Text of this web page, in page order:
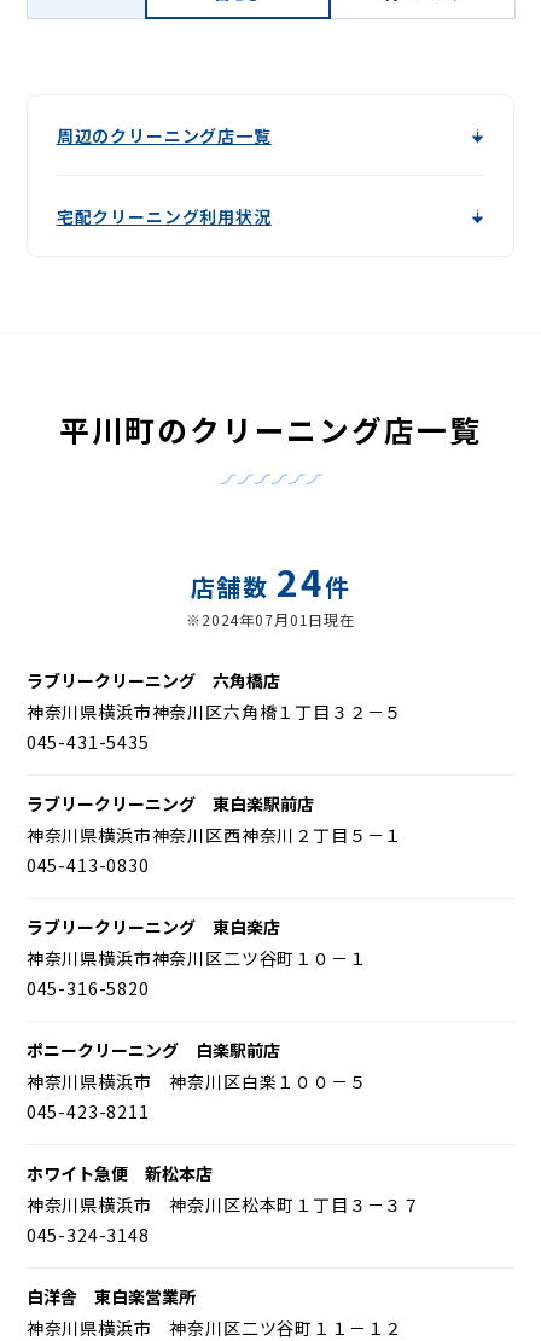
周辺のクリーニング店一覧
宅配クリーニング利用状況
平川町のクリーニング店一覧
店舗数 24件
※2024年07月01日現在
ラブリークリーニング 六角橋店
神奈川県横浜市神奈川区六角橋１丁目３２－５
045-431-5435
ラブリークリーニング 東白楽駅前店
神奈川県横浜市神奈川区西神奈川２丁目５－１
045-413-0830
ラブリークリーニング 東白楽店
神奈川県横浜市神奈川区二ツ谷町１０－１
045-316-5820
ポニークリーニング 白楽駅前店
神奈川県横浜市 神奈川区白楽１００－５
045-423-8211
ホワイト急便 新松本店
神奈川県横浜市 神奈川区松本町１丁目３－３７
045-324-3148
白洋舎 東白楽営業所
神奈川県横浜市 神奈川区二ツ谷町１１－１２